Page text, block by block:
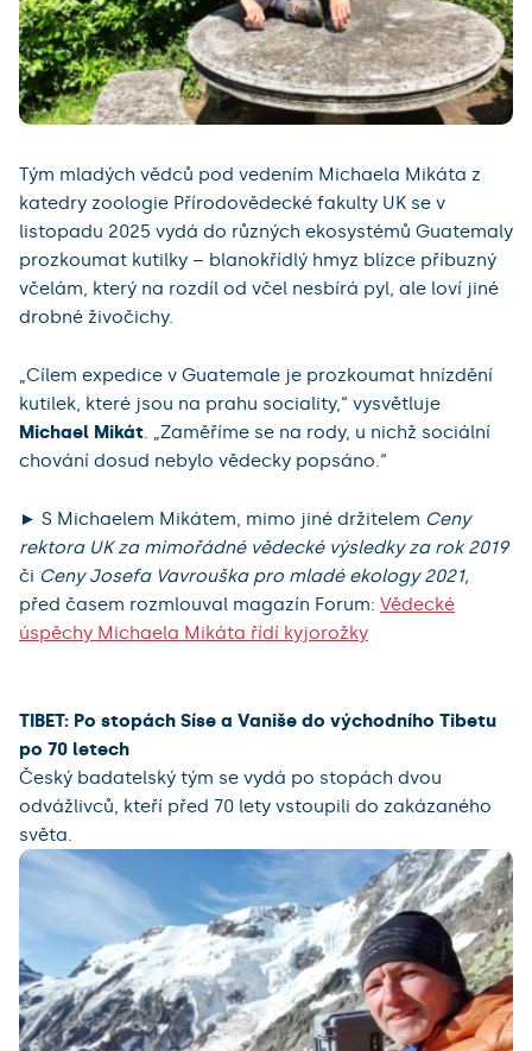
Tým mladých vědců pod vedením Michaela Mikáta z
katedry zoologie Přírodovědecké fakulty UK se v
listopadu 2025 vydá do různých ekosystémů Guatemaly
prozkoumat kutilky – blanokřídlý hmyz blízce příbuzný
včelám, který na rozdíl od včel nesbírá pyl, ale loví jiné
drobné živočichy.
„Cílem expedice v Guatemale je prozkoumat hnízdění
kutilek, které jsou na prahu sociality,“ vysvětluje
Michael Mikát. „Zaměříme se na rody, u nichž sociální
chování dosud nebylo vědecky popsáno.“
► S Michaelem Mikátem, mimo jiné držitelem Ceny
rektora UK za mimořádné vědecké výsledky za rok 2019
či Ceny Josefa Vavrouška pro mladé ekology 2021,
před časem rozmlouval magazín Forum: Vědecké
úspěchy Michaela Mikáta řídí kyjorožky
TIBET: Po stopách Síse a Vaniše do východního Tibetu
po 70 letech
Český badatelský tým se vydá po stopách dvou
odvážlivců, kteří před 70 lety vstoupili do zakázaného
světa.